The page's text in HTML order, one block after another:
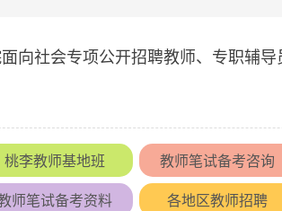
向社会专项公开招聘教师、专职辅导
桃李教师基地班
教师笔试备考咨询
师笔试备考资料
各地区教师招聘